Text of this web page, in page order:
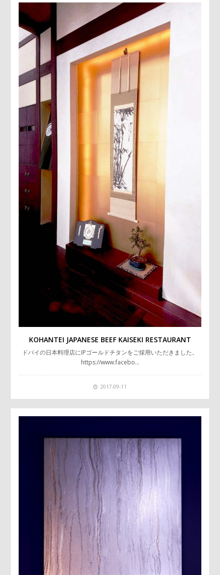
KOHANTEI JAPANESE BEEF KAISEKI RESTAURANT
ドバイの日本料理店にIPゴールドチタンをご採用いただきました。
https://www.facebo…
2017-09-11